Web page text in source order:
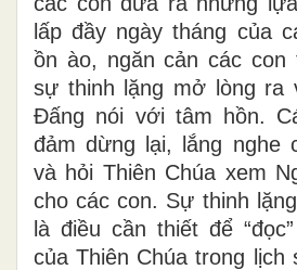
lấp đầy ngày tháng của
ồn ào, ngăn cản các con
sự thinh lặng mở lòng ra
Đấng nói với tâm hồn.
đảm dừng lại, lắng nghe
và hỏi Thiên Chúa xem
cho các con. Sự thinh
là điều cần thiết để
của Thiên Chúa trong lịch